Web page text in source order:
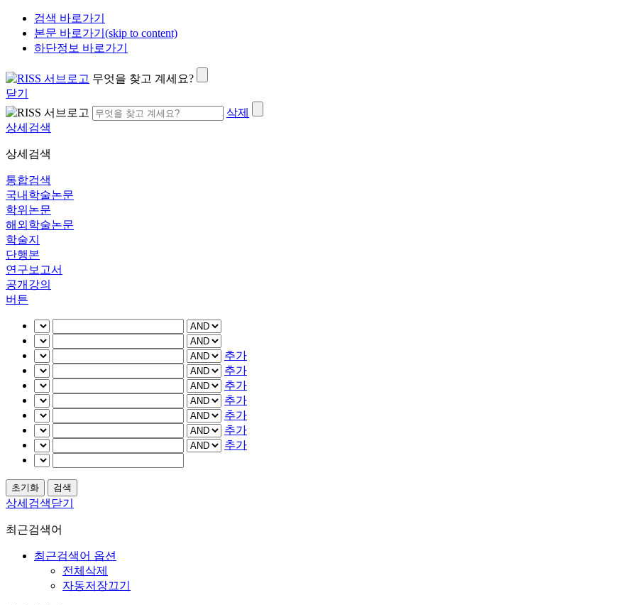
검색 바로가기
본문 바로가기(skip to content)
하단정보 바로가기
무엇을 찾고 계세요?
닫기
삭제
상세검색
상세검색
통합검색
국내학술논문
학위논문
해외학술논문
학술지
단행본
연구보고서
공개강의
버튼
추가
추가
추가
추가
추가
추가
추가
상세검색닫기
최근검색어
최근검색어 옵션
전체삭제
자동저장끄기